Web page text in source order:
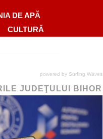
DE APĂ
CULTURĂ
powered by Surfing Waves
JUDEŢULUI BIHOR